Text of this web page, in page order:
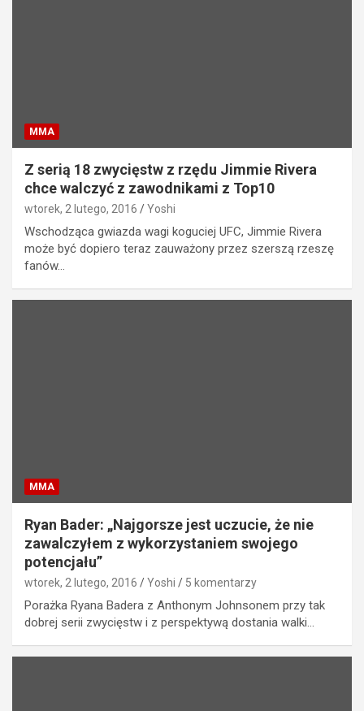
MMA
Z serią 18 zwycięstw z rzędu Jimmie Rivera
chce walczyć z zawodnikami z Top10
wtorek, 2 lutego, 2016 Yoshi
Wschodząca gwiazda wagi koguciej UFC, Jimmie Rivera
może być dopiero teraz zauważony przez szerszą rzeszę
fanów…
MMA
Ryan Bader: „Najgorsze jest uczucie, że nie
zawalczyłem z wykorzystaniem swojego
potencjału”
wtorek, 2 lutego, 2016 Yoshi 5 komentarzy
Porażka Ryana Badera z Anthonym Johnsonem przy tak
dobrej serii zwycięstw i z perspektywą dostania walki…